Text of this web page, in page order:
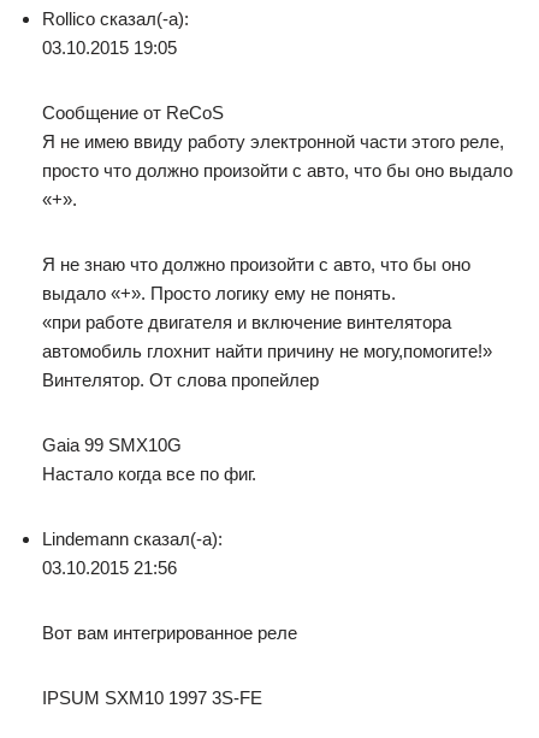
Rollico сказал(-а):
03.10.2015 19:05
Сообщение от ReCoS
Я не имею ввиду работу электронной части этого реле,
просто что должно произойти с авто, что бы оно выдало
«+».
Я не знаю что должно произойти с авто, что бы оно
выдало «+». Просто логику ему не понять.
«при работе двигателя и включение винтелятора
автомобиль глохнит найти причину не могу,помогите!»
Винтелятор. От слова пропейлер
Gaia 99 SMX10G
Настало когда все по фиг.
Lindemann сказал(-а):
03.10.2015 21:56
Вот вам интегрированное реле
IPSUM SXM10 1997 3S-FE